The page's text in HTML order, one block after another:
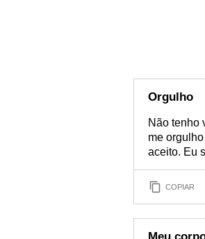
Orgulho
Não tenho
me
aceito. Eu
COPIAR